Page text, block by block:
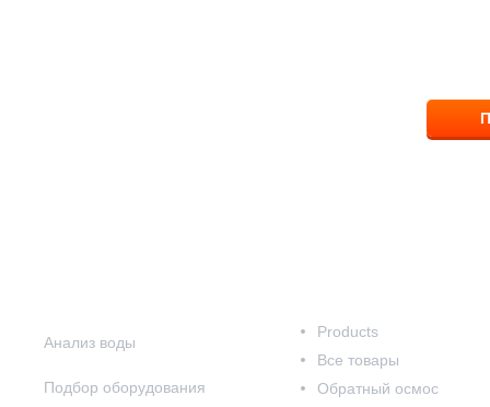
Анализ воды
Подбор оборудования
Products
Все товары
Обратный осмос